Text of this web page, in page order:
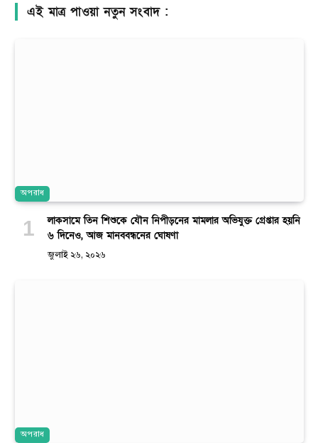
এই মাত্র পাওয়া নতুন সংবাদ :
অপরাধ
লাকসামে তিন শিশুকে যৌন নিপীড়নের মামলার অভিযুক্ত গ্রেপ্তার হয়নি
৬ দিনেও, আজ মানববন্ধনের ঘোষণা
জুলাই ২৬, ২০২৬
অপরাধ